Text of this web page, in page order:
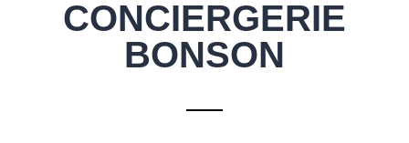
CONCIERGERIE
BONSON